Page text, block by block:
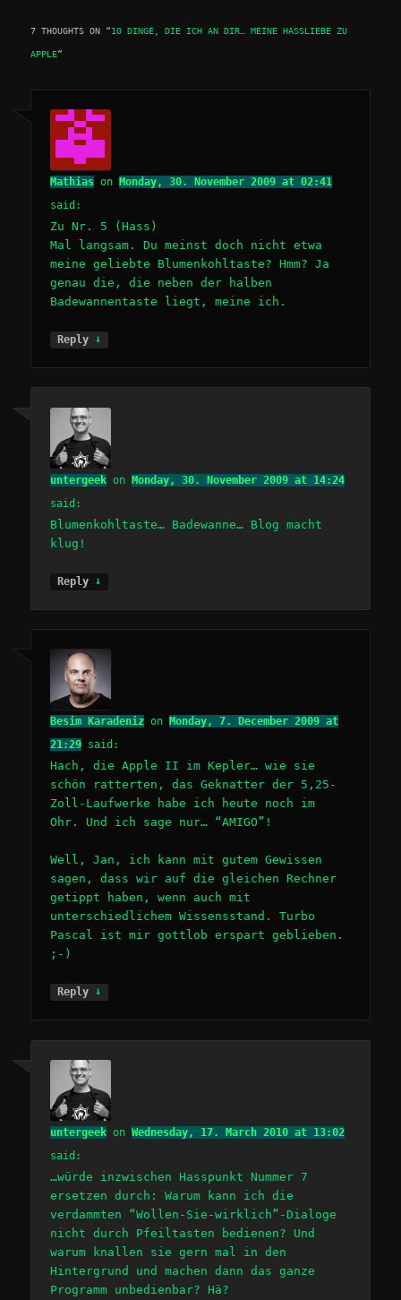
7 THOUGHTS ON “10 DINGE, DIE ICH AN DIR… MEINE HASSLIEBE ZU
APPLE”
Mathias on
Monday, 30. November 2009 at 02:41
said:
Zu Nr. 5 (Hass)
Mal langsam. Du meinst doch nicht etwa
meine geliebte Blumenkohltaste? Hmm? Ja
genau die, die neben der halben
Badewannentaste liegt, meine ich.
Reply ↓
untergeek onMonday, 30. November 2009 at 14:24
said:
Blumenkohltaste… Badewanne… Blog macht
klug!
Reply ↓
Besim Karadeniz on
Monday, 7. December 2009 at
21:29 said:
Hach, die Apple II im Kepler… wie sie
schön ratterten, das Geknatter der 5,25-
Zoll-Laufwerke habe ich heute noch im
Ohr. Und ich sage nur… “AMIGO”!
Well, Jan, ich kann mit gutem Gewissen
sagen, dass wir auf die gleichen Rechner
getippt haben, wenn auch mit
unterschiedlichem Wissensstand. Turbo
Pascal ist mir gottlob erspart geblieben.
;-)
Reply ↓
untergeek onWednesday, 17. March 2010 at 13:02
said:
…würde inzwischen Hasspunkt Nummer 7
ersetzen durch: Warum kann ich die
verdammten “Wollen-Sie-wirklich”-Dialoge
nicht durch Pfeiltasten bedienen? Und
warum knallen sie gern mal in den
Hintergrund und machen dann das ganze
Programm unbedienbar? Hä?